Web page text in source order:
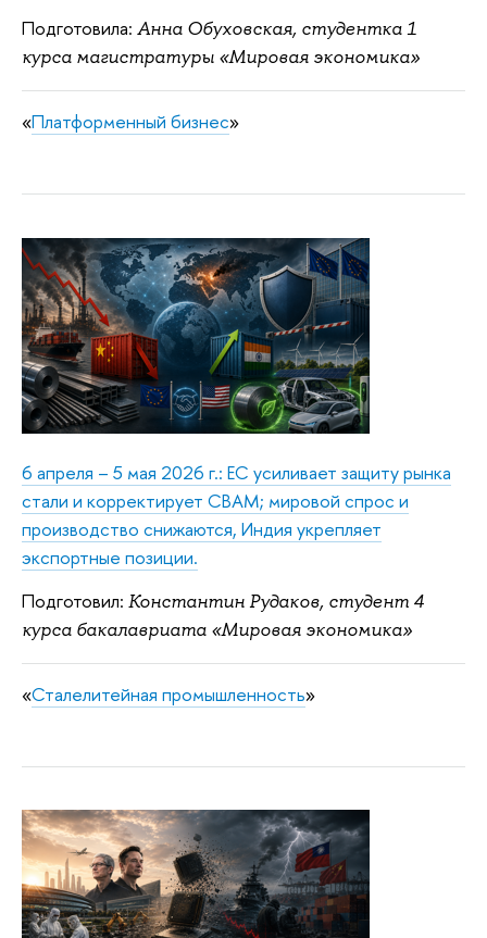
Подготовила: Анна Обуховская, студентка 1
курса магистратуры «Мировая экономика»
«Платформенный бизнес»
6 апреля – 5 мая 2026 г.: ЕС усиливает защиту рынка
стали и корректирует CBAM; мировой спрос и
производство снижаются, Индия укрепляет
экспортные позиции.
Подготовил: Константин Рудаков, студент 4
курса бакалавриата «Мировая экономика»
«Сталелитейная промышленность»